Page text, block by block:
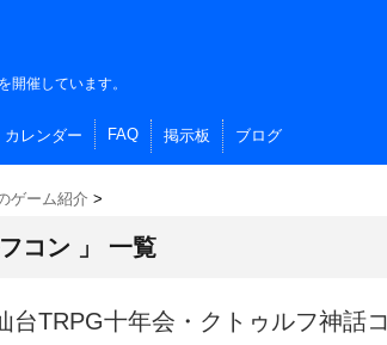
開催しています。
カレンダー FAQ 掲示板 ブログ
ゲーム紹介 >
コン 」 一覧
台TRPG十年会・クトゥルフ神話コ